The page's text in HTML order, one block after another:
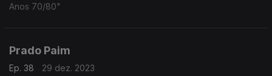
Anos 70/80"
Prado Paim
Ep. 38
29 dez. 2023